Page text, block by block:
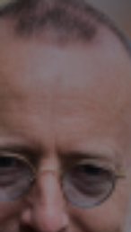
Spring
Spring